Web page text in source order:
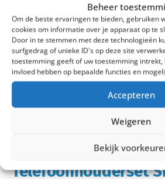
Beheer
Om de beste ervaringen te bieden, gebruiken
cookies om informatie over je apparaat op te
Door in te stemmen met deze technologieën
surfgedrag of unieke ID's op deze site
toestemming geeft of uw toestemming intrekt,
invloed hebben op bepaalde functies en
Accepteren
Weigeren
Bekijk
14 dagen
Telefoonhouderset